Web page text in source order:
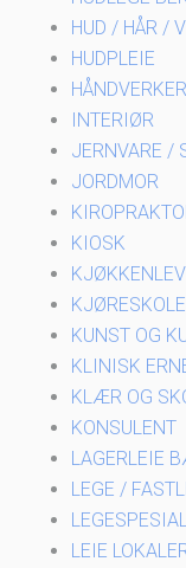
HUD / HÅR /
HUDPLEIE
HÅNDVERKER
INTERIØR
JERNVARE /
JORDMOR
KIOSK
KJØRESKOLE
KUNST OG
KLINISK
KLÆR OG
KONSULENT
LAGERLEIE
LEGE /
LEIE